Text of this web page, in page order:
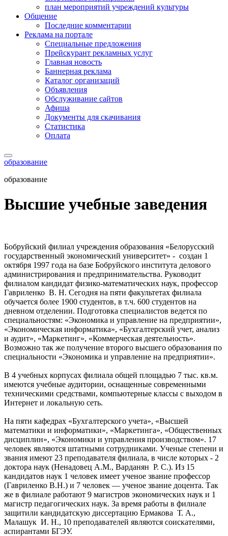
план мероприятий учреждений культуры
Общение
Последние комментарии
Реклама на портале
Специальные предложения
Прейскурант рекламных услуг
Главная новость
Баннерная реклама
Каталог организаций
Объявления
Обслуживание сайтов
Афиша
Документы для скачивания
Статистика
Оплата
образование
образование
Высшие учебные заведения
Бобруйский филиал учреждения образования «Белорусский
государственный экономический университет» - создан 1
октября 1997 года на базе Бобруйского института делового
администрирования и предпринимательства. Руководит
филиалом кандидат физико-математических наук, профессор
Гавриленко В. Н. Сегодня на пяти факультетах филиала
обучается более 1900 студентов, в т.ч. 600 студентов на
дневном отделении. Подготовка специалистов ведется по
специальностям: «Экономика и управление на предприятии»,
«Экономическая информатика», «Бухгалтерский учет, анализ
и аудит», «Маркетинг», «Коммерческая деятельность».
Возможно так же получение второго высшего образования по
специальности «Экономика и управление на предприятии».
В 4 учебных корпусах филиала общей площадью 7 тыс. кв.м.
имеются учебные аудитории, оснащенные современными
техническими средствами, компьютерные классы с выходом в
Интернет и локальную сеть.
На пяти кафедрах «Бухгалтерского учета», «Высшей
математики и информатики», «Маркетинга», «Общественных
дисциплин», «Экономики и управления производством». 17
человек являются штатными сотрудниками. Ученые степени и
звания имеют 23 преподавателя филиала, в числе которых - 2
доктора наук (Ненадовец А.М., Варданян Р. С.). Из 15
кандидатов наук 1 человек имеет ученое звание профессор
(Гавриленко В.Н.) и 7 человек — ученое звание доцента. Так
же в филиале работают 9 магистров экономических наук и 1
магистр педагогических наук. За время работы в филиале
защитили кандидатскую диссертацию Ермакова Т. А.,
Малашук И. Н., 10 преподавателей являются соискателями,
аспирантами БГЭУ.